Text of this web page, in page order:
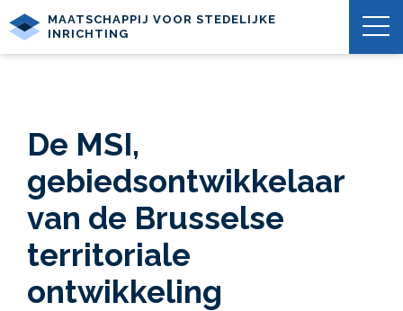
MAATSCHAPPIJ VOOR STEDELIJKE
INRICHTING
De MSI,
gebiedsontwikkelaar
van de Brusselse
territoriale
ontwikkeling